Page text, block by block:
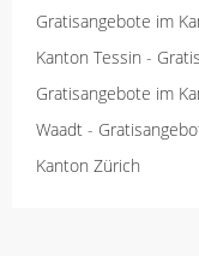
Gratisangebote im
Kanton Tessin -
Gratisangebote im
Waadt -
Kanton Zürich